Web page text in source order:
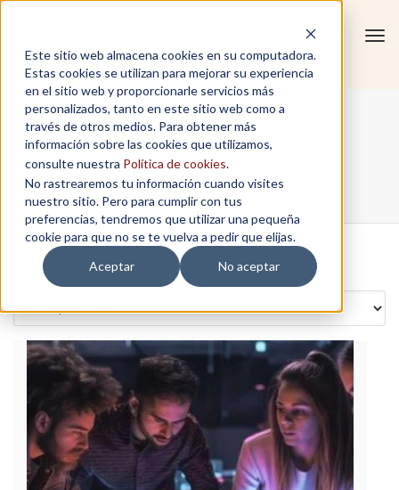
Este sitio web almacena cookies en su computadora.
Estas cookies se utilizan para mejorar su experiencia
en el sitio web y proporcionarle servicios más
personalizados, tanto en este sitio web como a
través de otros medios. Para obtener más
información sobre las cookies que utilizamos,
consulte nuestra Política de cookies.
No rastrearemos tu información cuando visites
nuestro sitio. Pero para cumplir con tus
preferencias, tendremos que utilizar una pequeña
cookie para que no se te vuelva a pedir que elijas.
Aceptar
No aceptar
Certificados
Home / Tienda Virtual / Certificados